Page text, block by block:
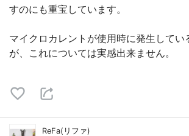
すのにも重宝しています。
マイクロカレントが使用時に発生してい
が、これについては実感出来ません。
ReFa(リファ)